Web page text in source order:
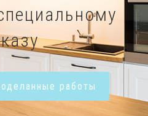
работы